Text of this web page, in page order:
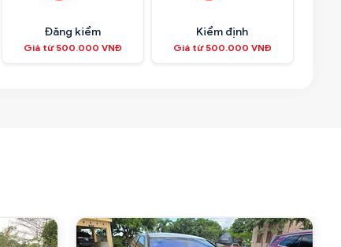
Đăng kiểm
Giá từ 500.000 VNĐ
Kiểm định
Giá từ 500.000 VNĐ